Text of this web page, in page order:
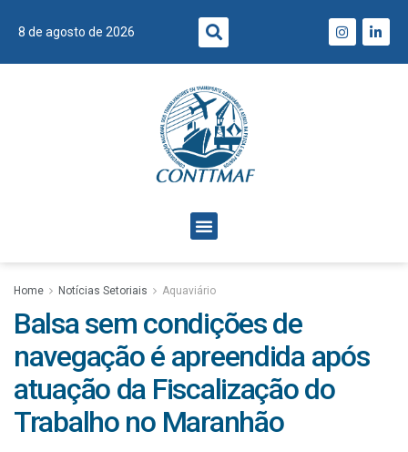
8 de agosto de 2026
Home Notícias Setoriais Aquaviário
Balsa sem condições de
navegação é apreendida após
atuação da Fiscalização do
Trabalho no Maranhão